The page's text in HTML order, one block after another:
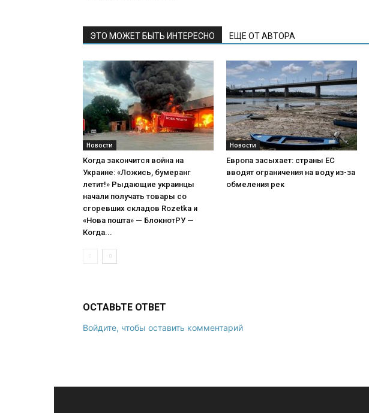
ЭТО МОЖЕТ БЫТЬ ИНТЕРЕСНО ЕЩЕ ОТ АВТОРА
Новости
Когда закончится война на
Украине: «Ложись, бумеранг
летит!» Рыдающие украинцы
начали получать товары со
сгоревших складов Rozetka и
«Нова пошта» — БлокнотРУ —
Когда...
Новости
Европа засыхает: страны ЕС
вводят ограничения на воду из-за
обмеления рек
ОСТАВЬТЕ ОТВЕТ
Войдите, чтобы оставить комментарий